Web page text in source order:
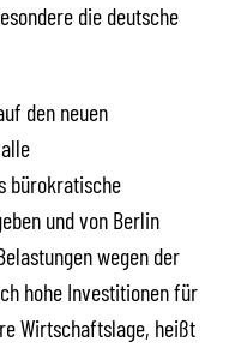
die deutsche
den neuen
bürokratische
und von Berlin
wegen der
hohe Investitionen für
Wirtschaftslage, heißt